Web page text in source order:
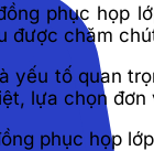
phục họp
được chăm
yếu tố quan
lựa chọn
phục họp